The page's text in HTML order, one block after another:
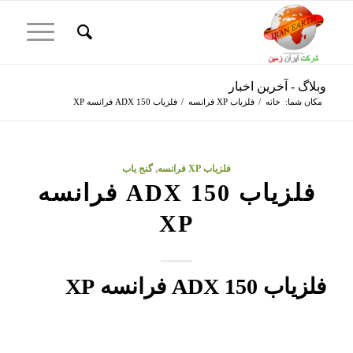
وبلاگ - آخرین اخبار
مکان شما: خانه / فلزیاب XP فرانسه / فلزیاب ADX 150 فرانسه XP
فلزیاب XP فرانسه ,گنج یاب
فلزیاب ADX 150 فرانسه
XP
فلزیاب ADX 150 فرانسه XP